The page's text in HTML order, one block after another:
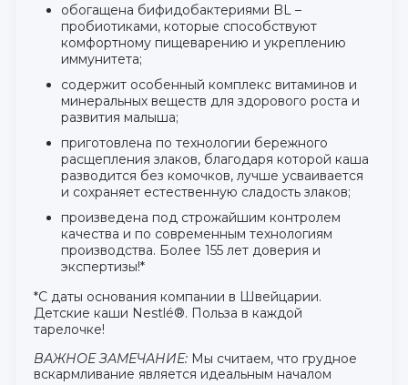
обогащена бифидобактериями BL –
пробиотиками, которые способствуют
комфортному пищеварению и укреплению
иммунитета;
содержит особенный комплекс витаминов и
минеральных веществ для здорового роста и
развития малыша;
приготовлена по технологии бережного
расщепления злаков, благодаря которой каша
разводится без комочков, лучше усваивается
и сохраняет естественную сладость злаков;
произведена под строжайшим контролем
качества и по современным технологиям
производства. Более 155 лет доверия и
экспертизы!*
*С даты основания компании в Швейцарии.
Детские каши Nestlé®. Польза в каждой
тарелочке!
ВАЖНОЕ ЗАМЕЧАНИЕ: Мы считаем, что грудное
вскармливание является идеальным началом